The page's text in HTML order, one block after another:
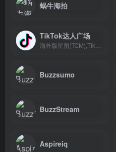
蜗牛海拍
TikTok达人广场
海外版星图(TCM),TikTok官方推出的品牌与达人合作平台
Buzzsumo
BuzzStream
Aspireiq